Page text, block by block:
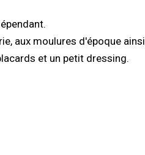
aux moulures d'époque ainsi
et un petit dressing.